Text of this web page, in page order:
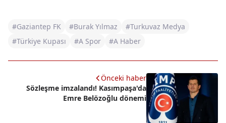
#Gaziantep FK #Burak Yılmaz
#Turkuvaz Medya
#Türkiye Kupası
#A Spor #A Haber
Önceki haber
Sözleşme imzalandı! Kasımpaşa'da
Emre Belözoğlu dönemi